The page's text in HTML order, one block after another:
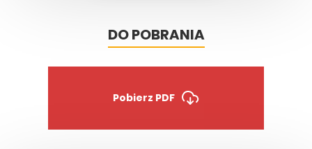
DO POBRANIA
Pobierz PDF